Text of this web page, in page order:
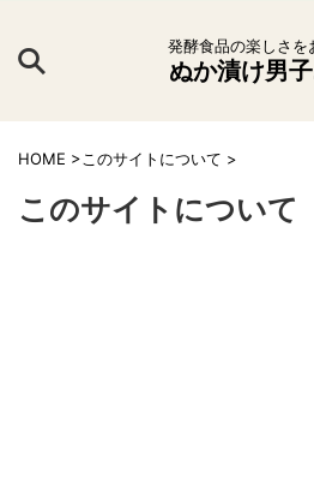
発酵食品の楽しさを
ぬか漬け男
HOME > このサイトについて >
このサイトについて